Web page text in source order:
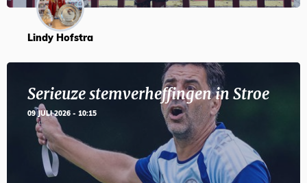
Lindy Hofstra
Serieuze stemverheffingen in Stroe
09 JULI 2026 - 10:15